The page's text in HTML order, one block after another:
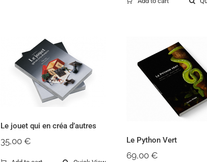
Le jouet qui en
créa d’autres
Le jouet qui en créa d’autres
35,00 €
Le Python
Le Python Vert
69,00€